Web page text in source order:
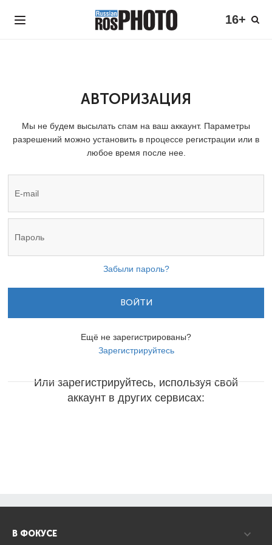
16+
АВТОРИЗАЦИЯ
Мы не будем высылать спам на ваш аккаунт. Параметры
разрешений можно установить в процессе регистрации или в
любое время после нее.
Забыли пароль?
ВОЙТИ
Ещё не зарегистрированы?
Зарегистрируйтесь
Или зарегистрируйтесь, используя свой
аккаунт в других сервисах:
В ФОКУСЕ